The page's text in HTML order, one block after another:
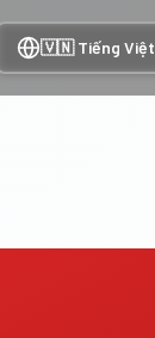
🇻🇳 Tiếng Việt